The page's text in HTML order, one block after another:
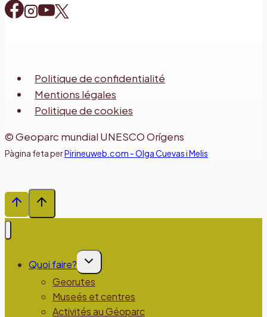
Politique de confidentialité
Mentions légales
Politique de cookies
© Geoparc mundial UNESCO Orígens
Pàgina feta perPirineuweb.com - Olga Cuevas i Melis
Quoi faire?
Ouvrir/fermer
menu
enfant
Georutes
Museés et centres
Activités au Géoparc